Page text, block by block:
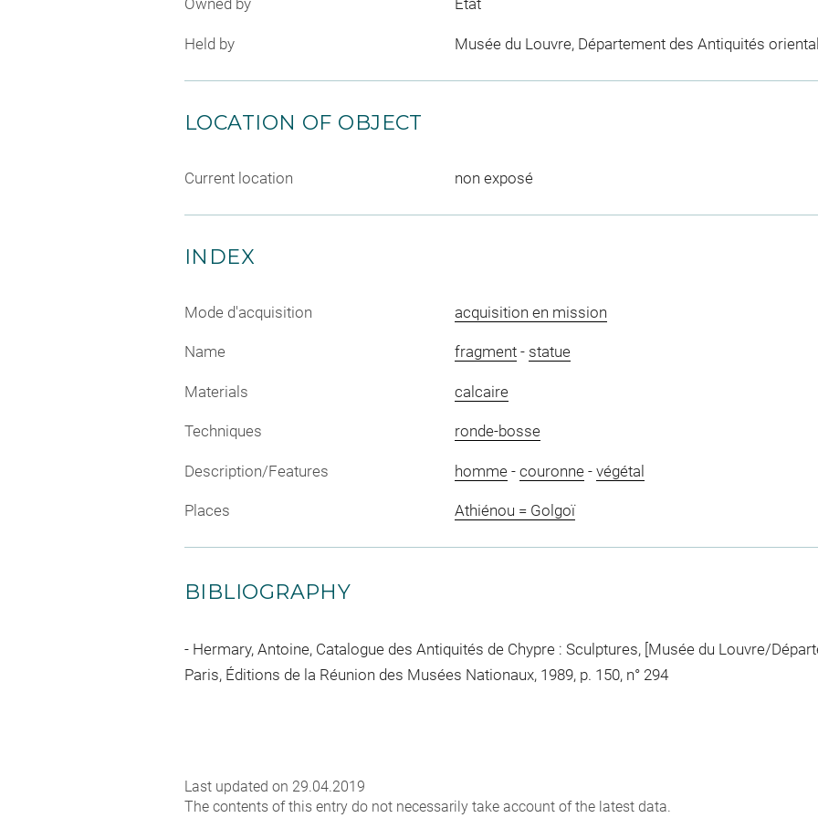
Owned by Etat
Held by Musée du Louvre, Département des Antiquités
LOCATION OF OBJECT
Current location non exposé
INDEX
Mode d'acquisition acquisition en mission
Name fragment- statue
Materials calcaire
Techniques ronde-bosse
Description/Features homme- couronne- végétal
Places Athiénou = Golgoï
BIBLIOGRAPHY
Hermary, Antoine, Catalogue des Antiquités de Chypre : Sculptures, [Musée du Louvre/
Paris, Éditions de la Réunion des Musées Nationaux, 1989, p. 150, n° 294
Last updated on 29.04.2019
The contents of this entry do not necessarily take account of the latest data.